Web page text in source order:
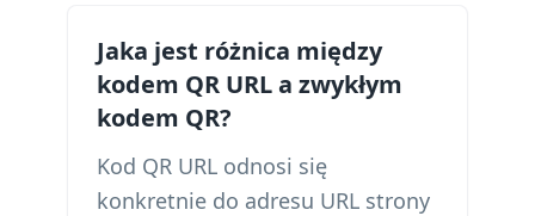
Jaka jest różnica między
kodem QR URL a zwykłym
kodem QR?
Kod QR URL odnosi się
konkretnie do adresu URL strony